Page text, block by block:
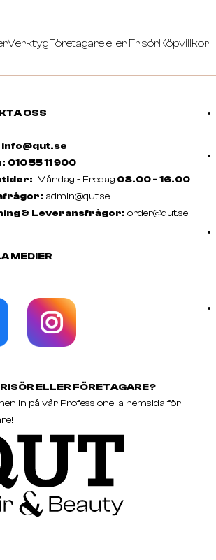
VerktygFöretagare eller FrisörKöpvillkor
OSS
010 55 11 900
Måndag - Fredag 08.00 - 16.00
admin@qut.se
& Leveransfrågor: order@qut.se
MEDIER
ELLER FÖRETAGARE?
in på vår Professionella hemsida för